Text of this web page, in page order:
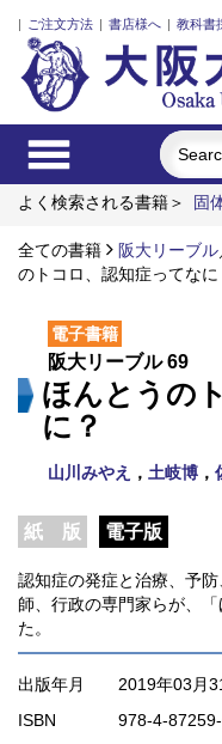
| ご注文方法 | 書店様へ | 教科書
よく検索される書籍＞
固
ーザーとプラズマと粒子ビ
ア上演芸術の世界
全ての書籍 阪大リーブル
のトコロ、認知症ってなに
電子書籍
阪大リーブル 69
ほんとうの
に？
山川みやえ ， 土岐博 ，
紙 版 電子版
認知症の発症と治療、予
師、行政の専門家らが、
た。
出版年月
2019年03月
ISBN
978-4-